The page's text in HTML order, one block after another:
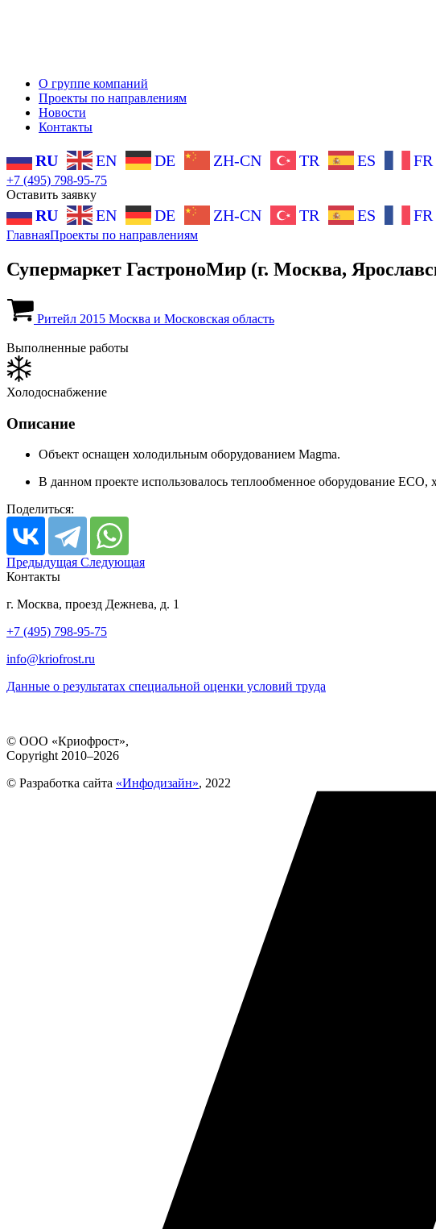
О группе компаний
Проекты по направлениям
Новости
Контакты
RU EN DE ZH-CN TR ES FR
+7 (495) 798-95-75
Оставить заявку
RU EN DE ZH-CN TR ES FR
ГлавнаяПроекты по направлениям
Супермаркет ГастроноМир (г. Москва,
Ритейл 2015 Москва и Московская область
Выполненные работы
Холодоснабжение
Описание
Объект оснащен холодильным оборудованием Magma.
В данном проекте использовалось теплообменное оборудование
Поделиться:
Предыдущая Следующая
Контакты
г. Москва, проезд Дежнева, д. 1
+7 (495) 798-95-75
info@kriofrost.ru
Данные о результатах специальной оценки условий труда
© ООО «Криофрост»,
Copyright 2010–2026
© Разработка сайта «Инфодизайн», 2022